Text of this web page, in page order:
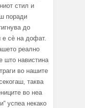
стил и
поради
до
е сè на дофат.
реално
што навистина
во нашите
таква
во неа
успеа некако